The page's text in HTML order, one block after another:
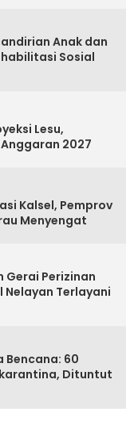
Anak dan
Sosial
Lesu,
2027
Kalsel, Pemprov
Menyengat
Gerai Perizinan
Nelayan Terlayani
Bencana: 60
Dituntut